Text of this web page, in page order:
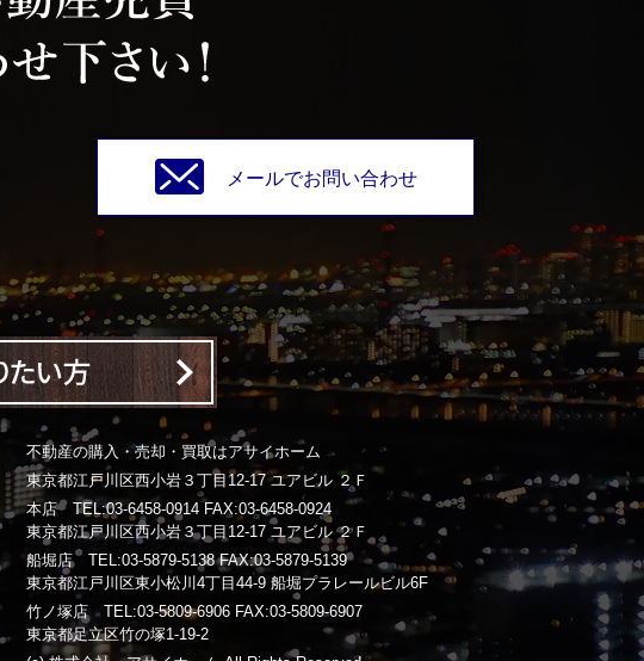
メールでお問い合わせ
不動産の購入・売却・買取はアサイホーム
東京都江戸川区西小岩３丁目12-17 ユアビル ２Ｆ
本店 TEL:03-6458-0914 FAX:03-6458-0924
東京都江戸川区西小岩３丁目12-17 ユアビル ２Ｆ
船堀店 TEL:03-5879-5138 FAX:03-5879-5139
東京都江戸川区東小松川4丁目44-9 船堀プラレールビル6F
竹ノ塚店 TEL:03-5809-6906 FAX:03-5809-6907
東京都足立区竹の塚1-19-2